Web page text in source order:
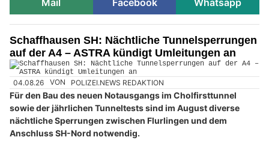
Mail
Facebook Whatsapp
Schaffhausen SH: Nächtliche Tunnelsperrungen
auf der A4 – ASTRA kündigt Umleitungen an
04.08.26 VON POLIZEI.NEWS REDAKTION
Für den Bau des neuen Notausgangs im Cholfirsttunnel
sowie der jährlichen Tunneltests sind im August diverse
nächtliche Sperrungen zwischen Flurlingen und dem
Anschluss SH-Nord notwendig.